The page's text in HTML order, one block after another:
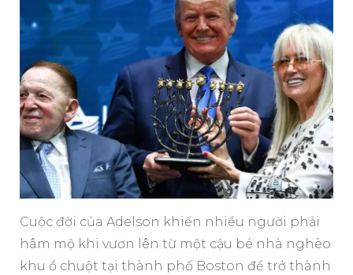
Cuộc đời của Adelson khiến nhiều người phải
hâm mộ khi vươn lên từ một cậu bé nhà nghèo
khu ổ chuột tại thành phố Boston để trở thành